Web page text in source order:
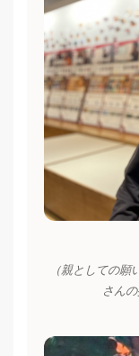
（親としての
さん